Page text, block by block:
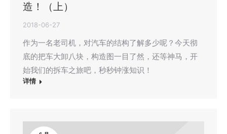
造！（上）
2018-06-27
作为一名老司机，对汽车的结构了解多少呢？今天彻
底的把车大卸八块，构造图一目了然，还等神马，开
始我们的拆车之旅吧，秒秒钟涨知识！
详情